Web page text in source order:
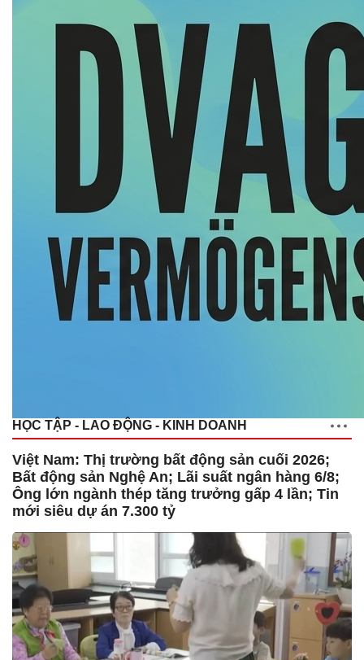
HỌC TẬP - LAO ĐỘNG - KINH DOANH
Việt Nam: Thị trường bất động sản cuối 2026;
Bất động sản Nghệ An; Lãi suất ngân hàng 6/8;
Ông lớn ngành thép tăng trưởng gấp 4 lần; Tin
mới siêu dự án 7.300 tỷ